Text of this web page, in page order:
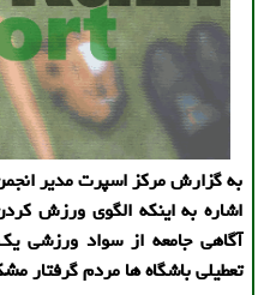
به گزارش مركز اسپرت مدیر
اشاره به اینكه الگوی ورزش
آگاهی جامعه از سواد ورزشی
تعطیلی باشگاه ها مردم گرفتار